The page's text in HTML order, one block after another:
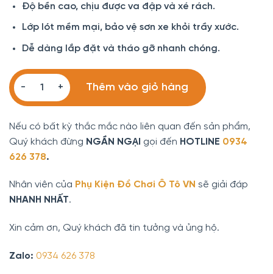
Độ bền cao, chịu được va đập và xé rách.
Lớp lót mềm mại, bảo vệ sơn xe khỏi trầy xước.
Dễ dàng lắp đặt và tháo gỡ nhanh chóng.
Bạt phủ xe ô tô Mitsubishi Mirage 3 lớp vải dù Oxford số
Thêm vào giỏ hàng
Nếu có bất kỳ thắc mắc nào liên quan đến sản phẩm,
Quý khách đừng NGẦN NGẠI gọi đến HOTLINE 0934
626 378.
Nhân viên của Phụ Kiện Đồ Chơi Ô Tô VN sẽ giải đáp
NHANH NHẤT.
Xin cảm ơn, Quý khách đã tin tưởng và ủng hộ.
Zalo: 0934 626 378